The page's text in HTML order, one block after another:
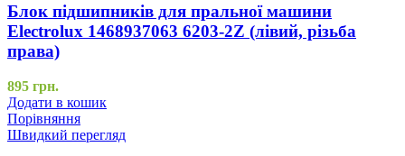
Блок підшипників для пральної машини
Electrolux 1468937063 6203-2Z (лівий, різьба
права)
895 грн.
Додати в кошик
Порівняння
Швидкий перегляд